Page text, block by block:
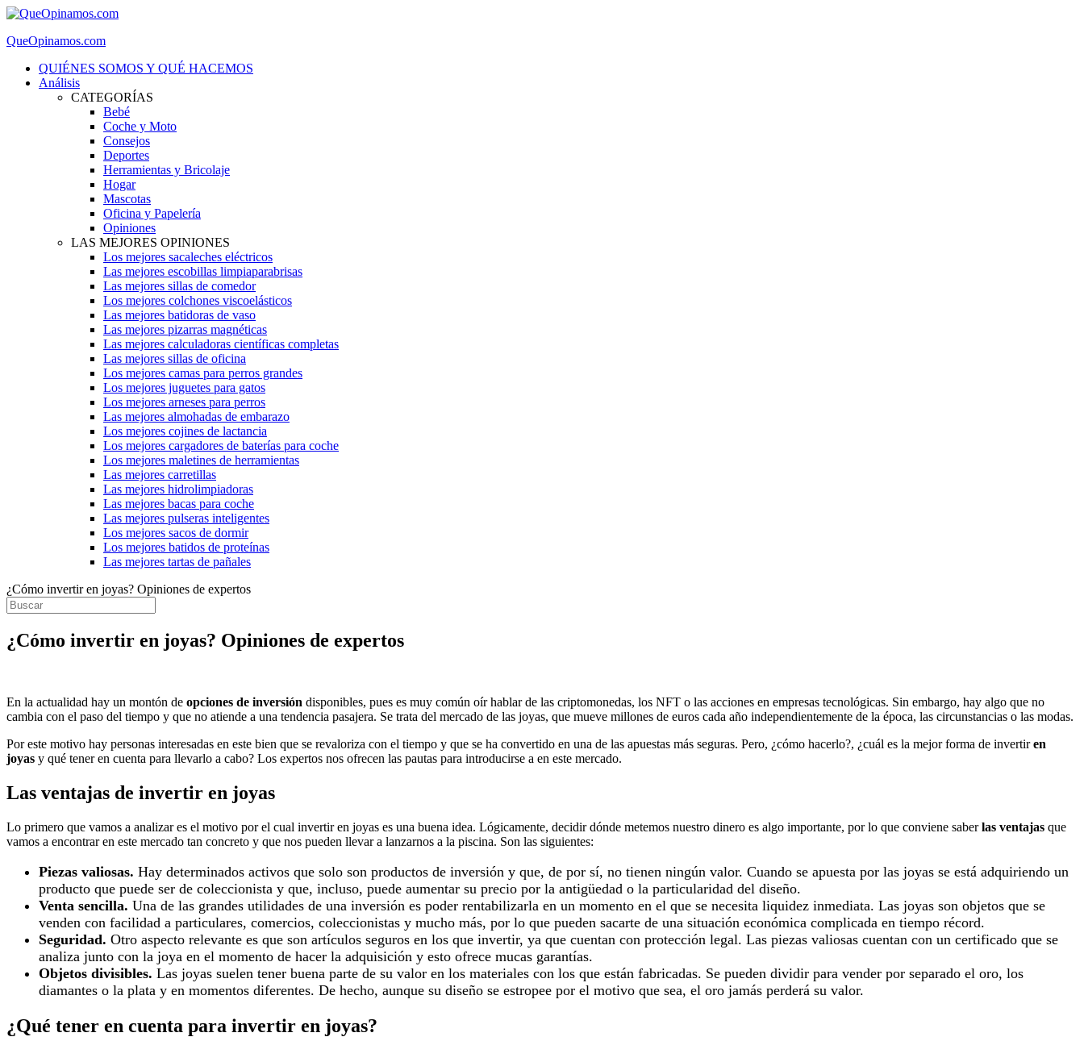
QueOpinamos.com
QUIÉNES SOMOS Y QUÉ HACEMOS
Análisis
CATEGORÍAS
Bebé
Coche y Moto
Consejos
Deportes
Herramientas y Bricolaje
Hogar
Mascotas
Oficina y Papelería
Opiniones
LAS MEJORES OPINIONES
Los mejores sacaleches eléctricos
Las mejores escobillas limpiaparabrisas
Las mejores sillas de comedor
Los mejores colchones viscoelásticos
Las mejores batidoras de vaso
Las mejores pizarras magnéticas
Las mejores calculadoras científicas completas
Las mejores sillas de oficina
Los mejores camas para perros grandes
Los mejores juguetes para gatos
Los mejores arneses para perros
Las mejores almohadas de embarazo
Los mejores cojines de lactancia
Los mejores cargadores de baterías para coche
Los mejores maletines de herramientas
Las mejores carretillas
Las mejores hidrolimpiadoras
Las mejores bacas para coche
Las mejores pulseras inteligentes
Los mejores sacos de dormir
Los mejores batidos de proteínas
Las mejores tartas de pañales
¿Cómo invertir en joyas? Opiniones de expertos
¿Cómo invertir en joyas? Opiniones de expertos
En la actualidad hay un montón de opciones de inversión disponibles, pues es muy común oír hablar de las criptomonedas, los NFT o las acciones en empresas tecnológicas. Sin embargo, hay algo que no
cambia con el paso del tiempo y que no atiende a una tendencia pasajera. Se trata del mercado de las joyas, que mueve millones de euros cada año independientemente de la época, las circunstancias o las modas.
Por este motivo hay personas interesadas en este bien que se revaloriza con el tiempo y que se ha convertido en una de las apuestas más seguras. Pero, ¿cómo hacerlo?, ¿cuál es la mejor forma de invertiren
joyas y qué tener en cuenta para llevarlo a cabo? Los expertos nos ofrecen las pautas para introducirse a en este mercado.
Las ventajas de invertir en joyas
Lo primero que vamos a analizar es el motivo por el cual invertir en joyas es una buena idea. Lógicamente, decidir dónde metemos nuestro dinero es algo importante, por lo que conviene saberlas ventajas que
vamos a encontrar en este mercado tan concreto y que nos pueden llevar a lanzarnos a la piscina. Son las siguientes:
Piezas valiosas. Hay determinados activos que solo son productos de inversión y que, de por sí, no tienen ningún valor. Cuando se apuesta por las joyas se está adquiriendo un
producto que puede ser de coleccionista y que, incluso, puede aumentar su precio por la antigüedad o la particularidad del diseño.
Venta sencilla. Una de las grandes utilidades de una inversión es poder rentabilizarla en un momento en el que se necesita liquidez inmediata. Las joyas son objetos que se
venden con facilidad a particulares, comercios, coleccionistas y mucho más, por lo que pueden sacarte de una situación económica complicada en tiempo récord.
Seguridad. Otro aspecto relevante es que son artículos seguros en los que invertir, ya que cuentan con protección legal. Las piezas valiosas cuentan con un certificado que se
analiza junto con la joya en el momento de hacer la adquisición y esto ofrece mucas garantías.
Objetos divisibles. Las joyas suelen tener buena parte de su valor en los materiales con los que están fabricadas. Se pueden dividir para vender por separado el oro, los
diamantes o la plata y en momentos diferentes. De hecho, aunque su diseño se estropee por el motivo que sea, el oro jamás perderá su valor.
¿Qué tener en cuenta para invertir en joyas?